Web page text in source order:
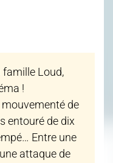
famille Loud,
!
de
entouré de dix
Entre une
attaque de